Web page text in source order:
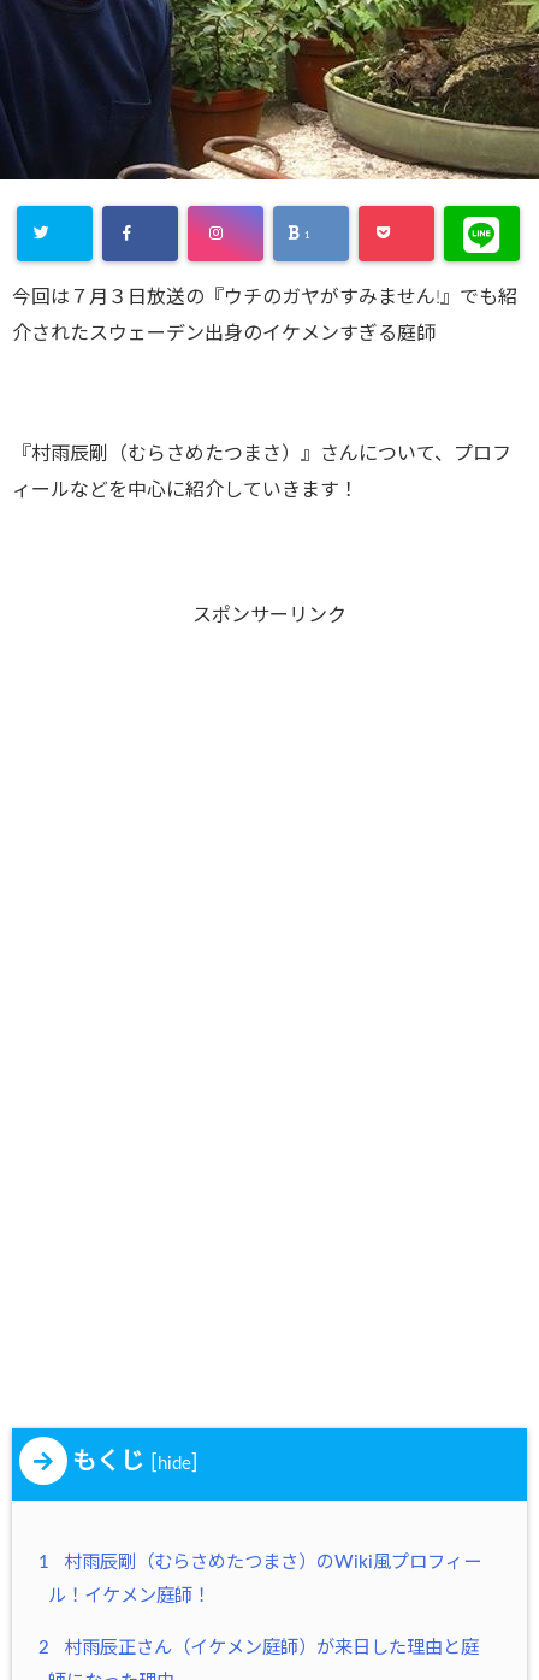
1
今回は７月３日放送の『ウチのガヤがすみません!』でも紹
介されたスウェーデン出身のイケメンすぎる庭師
『村雨辰剛（むらさめたつまさ）』さんについて、プロフ
ィールなどを中心に紹介していきます！
スポンサーリンク
もくじ hide
1
村雨辰剛（むらさめたつまさ）のWiki風プロフィー
ル！イケメン庭師！
2
村雨辰正さん（イケメン庭師）が来日した理由と庭